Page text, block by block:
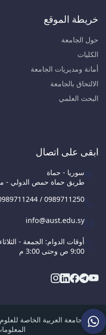
خريطة الموقع
حول الجامعة
الكليات
أمانة ومديريات الجامعة
الالتحاق بالجامعة
البحث العلمي
ابقى على اتصال
سوريا - حماة
طريق حماة حمص الدولي -
/ 0989711250
info@aust.edu.sy
أوقات الدوام: الجمعة - الثلاثاء
9:00 ص وحتى 3:00 م